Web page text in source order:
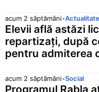
acum 2 săptămâni•Actualitate
Elevii află astăzi
repartizați, după
pentru admiterea
acum 2 săptămâni•Social
Programul Rabla